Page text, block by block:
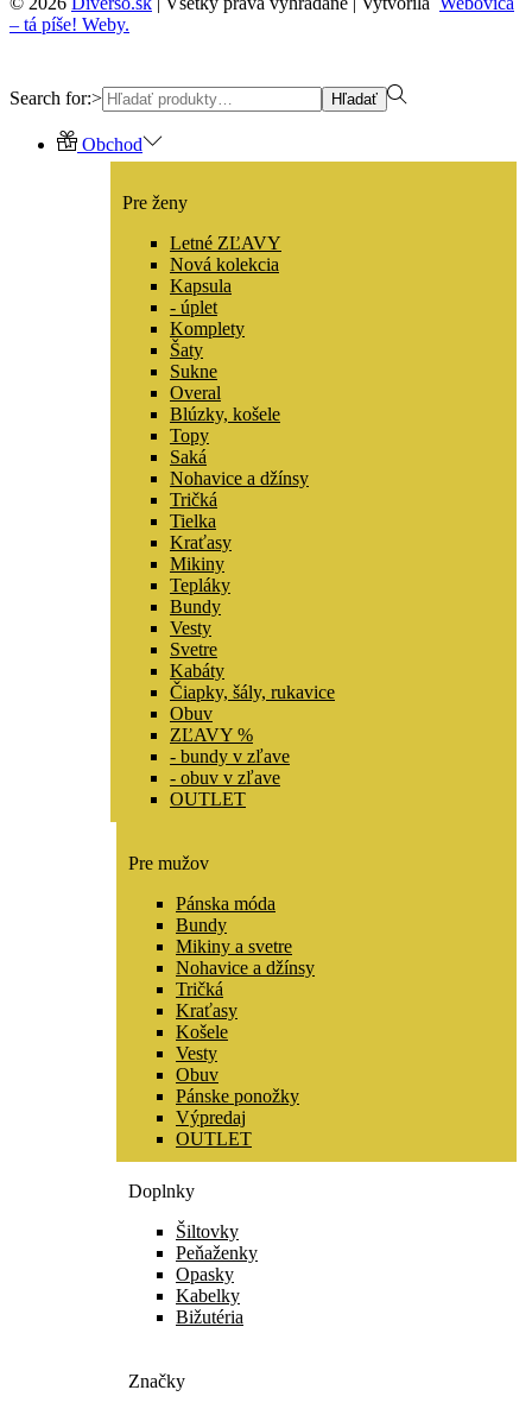
– tá píše! Weby.
Search for:> Hľadať
Obchod
Pre ženy
Letné ZĽAVY
Nová kolekcia
Kapsula
- úplet
Komplety
Šaty
Sukne
Overal
Blúzky, košele
Topy
Saká
Nohavice a džínsy
Tričká
Tielka
Kraťasy
Mikiny
Tepláky
Bundy
Vesty
Svetre
Kabáty
Čiapky, šály, rukavice
Obuv
ZĽAVY %
- bundy v zľave
- obuv v zľave
OUTLET
Pre mužov
Pánska móda
Bundy
Mikiny a svetre
Nohavice a džínsy
Tričká
Kraťasy
Košele
Vesty
Obuv
Pánske ponožky
Výpredaj
OUTLET
Doplnky
Šiltovky
Peňaženky
Opasky
Kabelky
Bižutéria
Značky